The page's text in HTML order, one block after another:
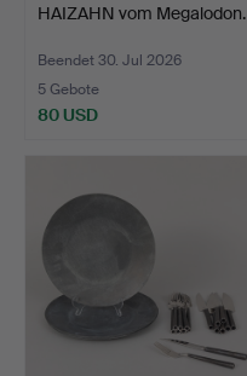
HAIZAHN vom Megalodon.
Beendet 30. Jul 2026
5 Gebote
80 USD